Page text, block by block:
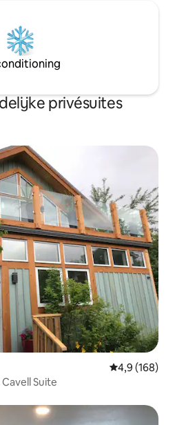
privésuites
Gemiddelde
4,9 (168)
Suite